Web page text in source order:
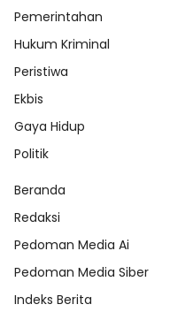
Pemerintahan
Hukum Kriminal
Peristiwa
Ekbis
Gaya Hidup
Politik
Beranda
Redaksi
Pedoman Media Ai
Pedoman Media Siber
Indeks Berita